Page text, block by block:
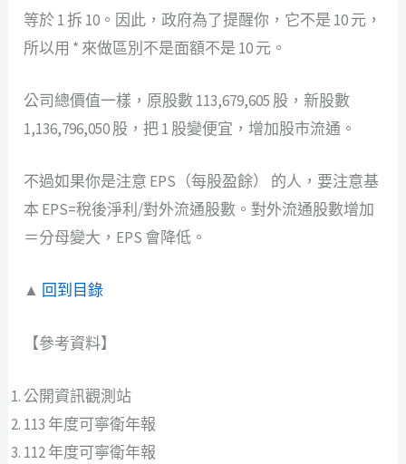
等於 1 拆 10。因此，政府為了提醒你，它不是 10 元，
所以用 * 來做區別不是面額不是 10 元。
公司總價值一樣，原股數 113,679,605 股，新股數
1,136,796,050 股，把 1 股變便宜，增加股市流通。
不過如果你是注意 EPS（每股盈餘） 的人，要注意基
本 EPS=稅後淨利/對外流通股數。對外流通股數增加
＝分母變大，EPS 會降低。
▲ 回到目錄
【參考資料】
公開資訊觀測站
113 年度可寧衛年報
112 年度可寧衛年報